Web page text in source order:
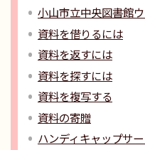
小山市立中央図書館
資料を借りるには
資料を返すには
資料を探すには
資料を複写する
資料の寄贈
ハンディキャップサ